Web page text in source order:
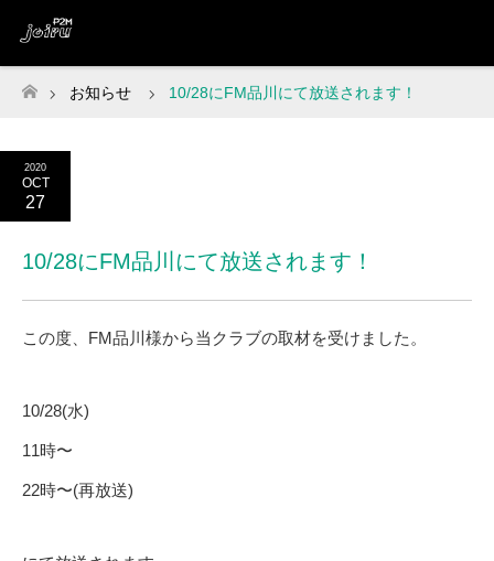
ホーム
お知らせ 10/28にFM品川にて放送されます！
2020
OCT
27
10/28にFM品川にて放送されます！
この度、FM品川様から当クラブの取材を受けました。
10/28(水)
11時〜
22時〜(再放送)